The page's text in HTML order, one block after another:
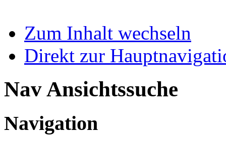
Zum Inhalt wechseln
Direkt zur
Nav Ansichtssuche
Navigation